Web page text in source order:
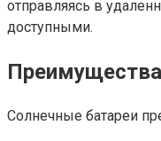
отправляясь в
доступными.
Преимущества
Солнечные батареи